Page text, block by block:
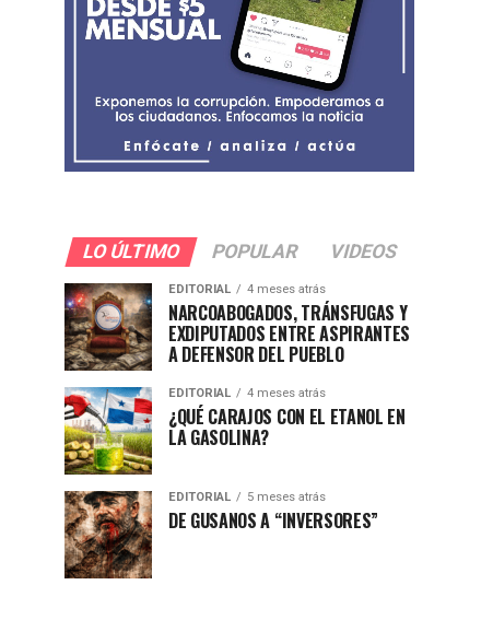
LO ÚLTIMO POPULAR VIDEOS
EDITORIAL 4 meses atrás
NARCOABOGADOS, TRÁNSFUGAS Y
EXDIPUTADOS ENTRE ASPIRANTES
A DEFENSOR DEL PUEBLO
EDITORIAL 4 meses atrás
¿QUÉ CARAJOS CON EL ETANOL EN
LA GASOLINA?
EDITORIAL 5 meses atrás
DE GUSANOS A “INVERSORES”